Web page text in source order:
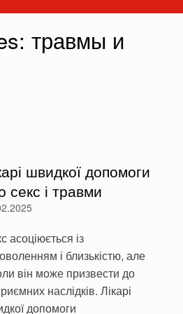
травмы и
швидкої допомоги
секс і травми
асоціюється із
і близькістю, але
він може призвести до
наслідків. Лікарі
допомоги